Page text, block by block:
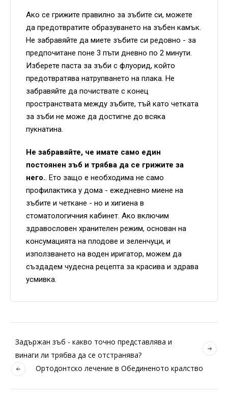
Ако се грижите правилно за зъбите си, можете
да предотвратите образуването на зъбен камък.
Не забравяйте да миете зъбите си редовно - за
предпочитане поне 3 пъти дневно по 2 минути.
Изберете паста за зъби с флуорид, който
предотвратява натрупването на плака. Не
забравяйте да почиствате с конец
пространствата между зъбите, тъй като четката
за зъби не може да достигне до всяка
пукнатина.
Не забравяйте, че имате само един
постоянен зъб и трябва да се грижите за
него.. Ето защо е необходима не само
профилактика у дома - ежедневно миене на
зъбите и четкане - но и хигиена в
стоматологичния кабинет. Ако включим
здравословен хранителен режим, основан на
консумацията на плодове и зеленчуци, и
използването на воден иригатор, можем да
създадем чудесна рецепта за красива и здрава
усмивка.
Задържан зъб - какво точно представлява и
винаги ли трябва да се отстранява?
Ортодонтско лечение в Обединеното кралство